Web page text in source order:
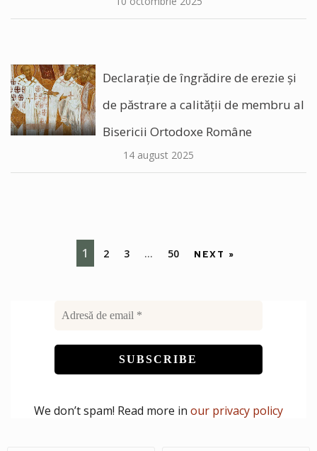
Declarație de îngrădire de erezie și
de păstrare a calității de membru al
Bisericii Ortodoxe Române
14 august 2025
1 2 3 … 50 NEXT »
We don’t spam! Read more in our privacy policy